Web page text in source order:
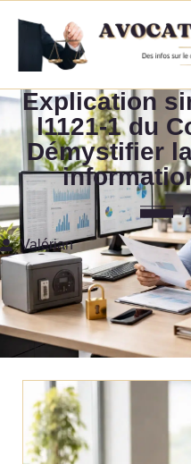
Explication
l1121-1 du
Démystifier
Valérian